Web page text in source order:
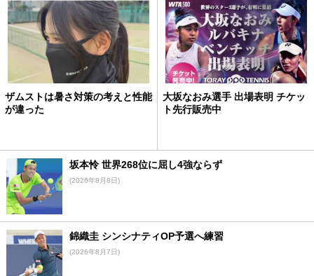
ザムストは暑さ対策の考えと性能
が違った
大坂なおみ選手 出場表明 チケッ
ト先行販売中
坂本怜 世界268位に屈し4強ならず
(2026年8月8日)
錦織圭 シンシナティOP予選へ練習
(2026年8月7日)